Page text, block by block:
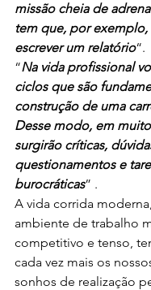
missão cheia de
tem que, por exemplo,
escrever um relatório“.
“Na vida profissional
ciclos que são
construção de uma
Desse modo, em
surgirão críticas,
questionamentos e
burocráticas” .
A vida corrida
ambiente de trabalho
competitivo e tenso,
cada vez mais os
sonhos de realização